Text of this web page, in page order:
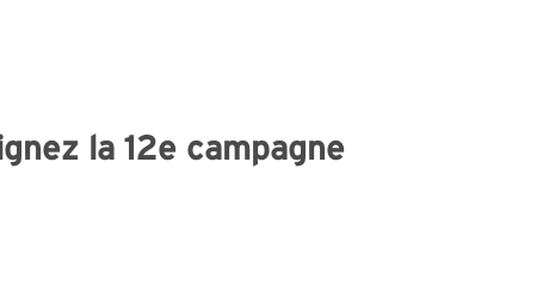
la 12e campagne